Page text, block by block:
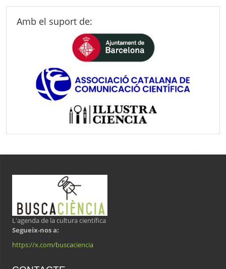
Amb el suport de:
L'agenda de la cultura científica
Segueix-nos a:
https://x.com/buscaciencia